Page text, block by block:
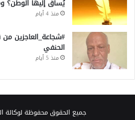
يُساق إليها الوطن؟
منذ 4 أيام
#شجاعة_العاجزين
الحنفي
منذ 5 أيام
جميع الحقوق محفوظة لوكالة